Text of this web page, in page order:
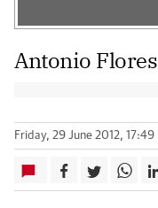
Antonio
Friday, 29 June 2012, 17:49